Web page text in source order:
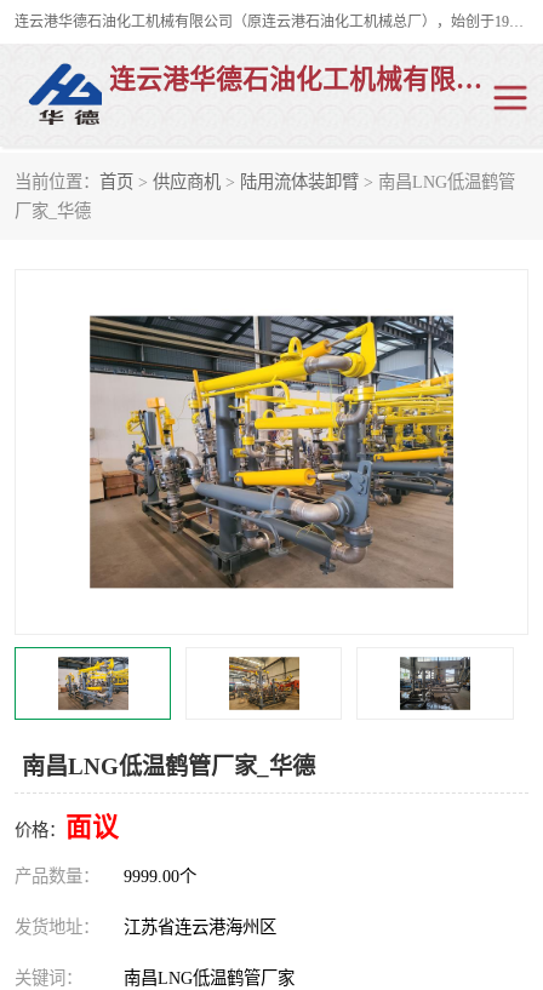
连云港华德石油化工机械有限公司（原连云港石油化工机械总厂），始创于1982年，是从事码头船用流体装卸臂、陆用流体装卸臂（鹤管）、活动梯、钢构平台、定量装车系统等全系列流体装卸设备的设计、制造、销售以及服务的专业供应商。
连云港华德石油化工机械有限公司
当前位置： 首页 > 供应商机 > 陆用流体装卸臂 > 南昌LNG低温鹤管
厂家_华德
南昌LNG低温鹤管厂家_华德
价格： 面议
产品数量： 9999.00个
发货地址： 江苏省连云港海州区
关键词： 南昌LNG低温鹤管厂家
陆用流体装卸臂
LNG鹤管 活动梯
卸车鹤管
装车鹤管 输油臂
紧急脱离干式接头 火车鹤管
顶部鹤管
浮动出油装置 鹤管